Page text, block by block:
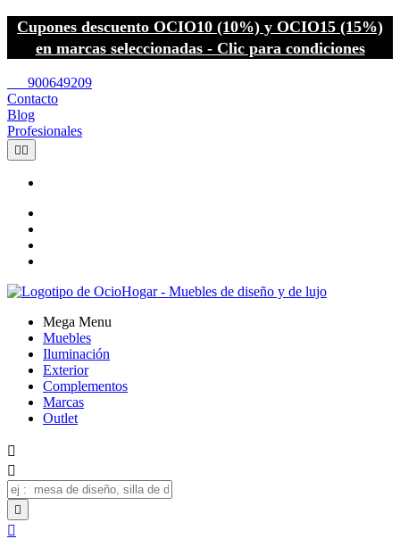
Cupones descuento OCIO10 (10%) y OCIO15 (15%)
en marcas seleccionadas - Clic para condiciones
900649209
Contacto
Blog
Profesionales
 
Mega Menu
Muebles
Iluminación
Exterior
Complementos
Marcas
Outlet



